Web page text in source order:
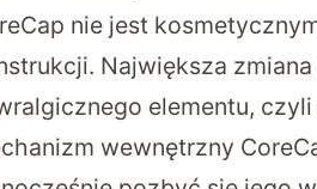
nie jest
Największa
elementu,
wewnętrzny